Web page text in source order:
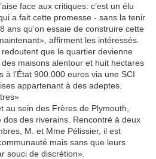
face aux critiques: c’est un élu
a fait cette promesse - sans la tenir
ans qu’on essaie de construire cette
affirment les intéressés.
que le quartier devienne
maisons alentour et huit hectares
à l’État 900.000 euros via une SCI
appartenant à des adeptes.
au sein des Frères de Plymouth,
des riverains. Rencontré à deux
M. et Mme Pélissier, il est
mais sans que leurs
souci de discrétion».